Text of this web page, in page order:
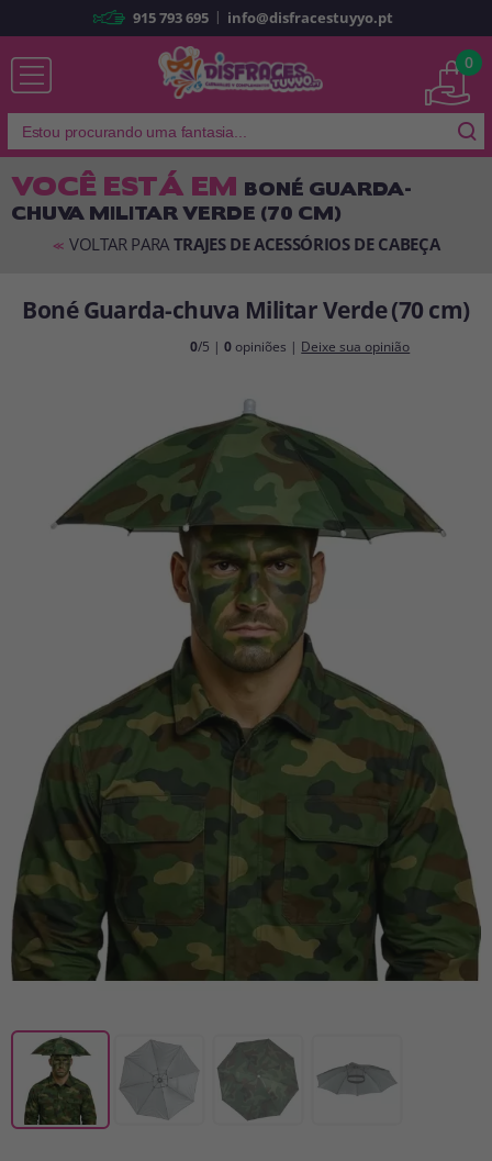
Já sou cliente
Lembrar-me Esqueceu sua senha?
É a minha primeira vez
disfracestuyyo.pt
compras rapidamente em nossa loja virtual, verificar o status de seus
pedidos e consultar suas operações anteriores.
Vá em frente! Estávamos esperando por você.
CRIAR CONTA
915 793 695 | info@disfracestuyyo.pt
0
VOCÊ ESTÁ EM BONÉ GUARDA-
CHUVA MILITAR VERDE (70 CM)
<< VOLTAR PARA TRAJES DE ACESSÓRIOS DE CABEÇA
Boné Guarda-chuva Militar Verde (70 cm)
0/5 |0 opiniões | Deixe sua opinião